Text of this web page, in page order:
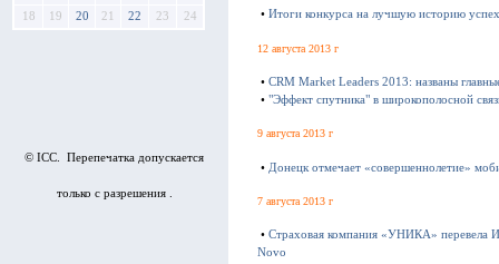
18
19 20 21 22 23 24
© ICC. Перепечатка допускается
только с разрешения .
• Итоги конкурса на лучшую историю
12 августа 2013 г
• CRM Market Leaders 2013: названы
• "Эффект спутника" в широкополосной
9 августа 2013 г
• Донецк отмечает «совершеннолетие»
7 августа 2013 г
• Страховая компания «УНИКА» перевела
Novo